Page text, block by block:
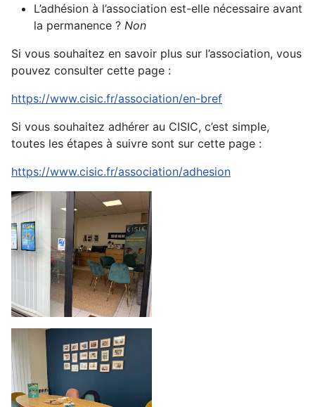
L’adhésion à l’association est-elle nécessaire avant
la permanence ? Non
Si vous souhaitez en savoir plus sur l’association, vous
pouvez consulter cette page :
https://www.cisic.fr/association/en-bref
Si vous souhaitez adhérer au CISIC, c’est simple,
toutes les étapes à suivre sont sur cette page :
https://www.cisic.fr/association/adhesion